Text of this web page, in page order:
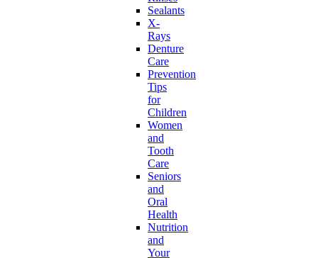
Sealants
X-
Rays
Denture
Care
Prevention
Tips
for
Children
Women
and
Tooth
Care
Seniors
and
Oral
Health
Nutrition
and
Your